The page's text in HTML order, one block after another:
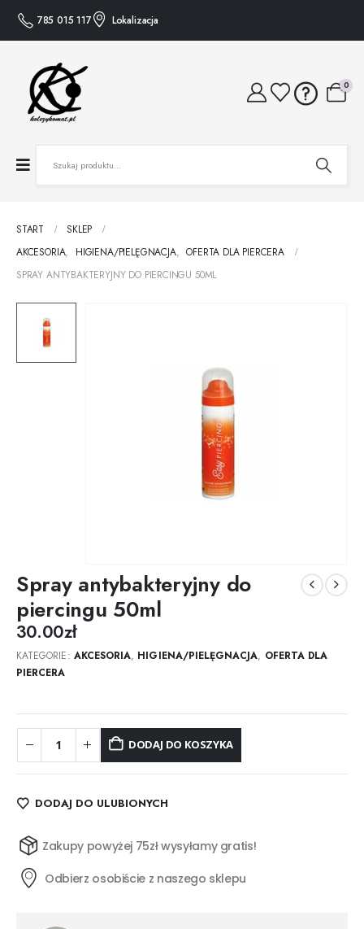
785 015 117 Lokalizacja
0
START
SKLEP
AKCESORIA, HIGIENA/PIELĘGNACJA, OFERTA DLA PIERCERA
SPRAY ANTYBAKTERYJNY DO PIERCINGU 50ML
Spray antybakteryjny do
piercingu 50ml
30.00zł
KATEGORIE: AKCESORIA, HIGIENA/PIELĘGNACJA, OFERTA DLA
PIERCERA
DODAJ DO KOSZYKA
DODAJ DO ULUBIONYCH
Zakupy powyżej 75zł wysyłamy gratis!
Odbierz osobiście z naszego sklepu